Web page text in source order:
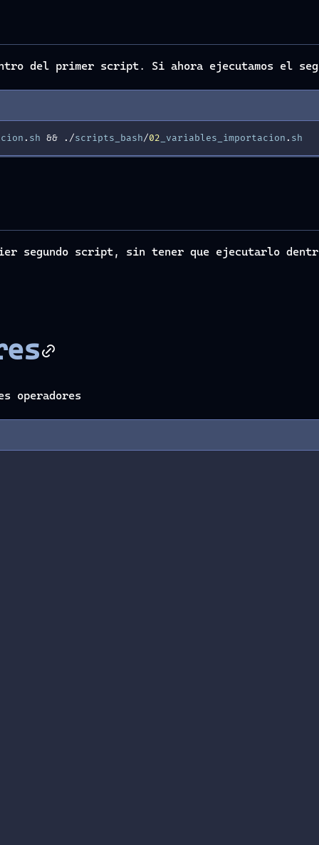
del primer script. Si ahora ejecutamos el
. sh && ./scripts_bash/02 _variables_importacion . sh
segundo script, sin tener que ejecutarlo
operadores